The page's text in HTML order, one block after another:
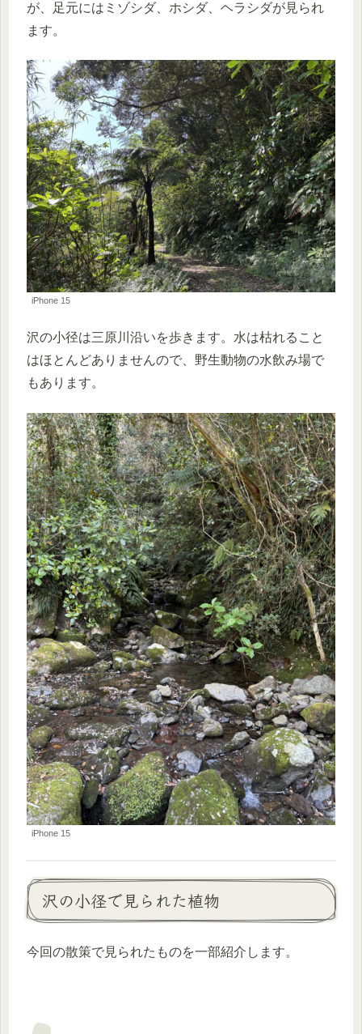
が、足元にはミゾシダ、ホシダ、ヘラシダが見られ
ます。
iPhone 15
沢の小径は三原川沿いを歩きます。水は枯れること
はほとんどありませんので、野生動物の水飲み場で
もあります。
iPhone 15
沢の小径で見られた植物
今回の散策で見られたものを一部紹介します。